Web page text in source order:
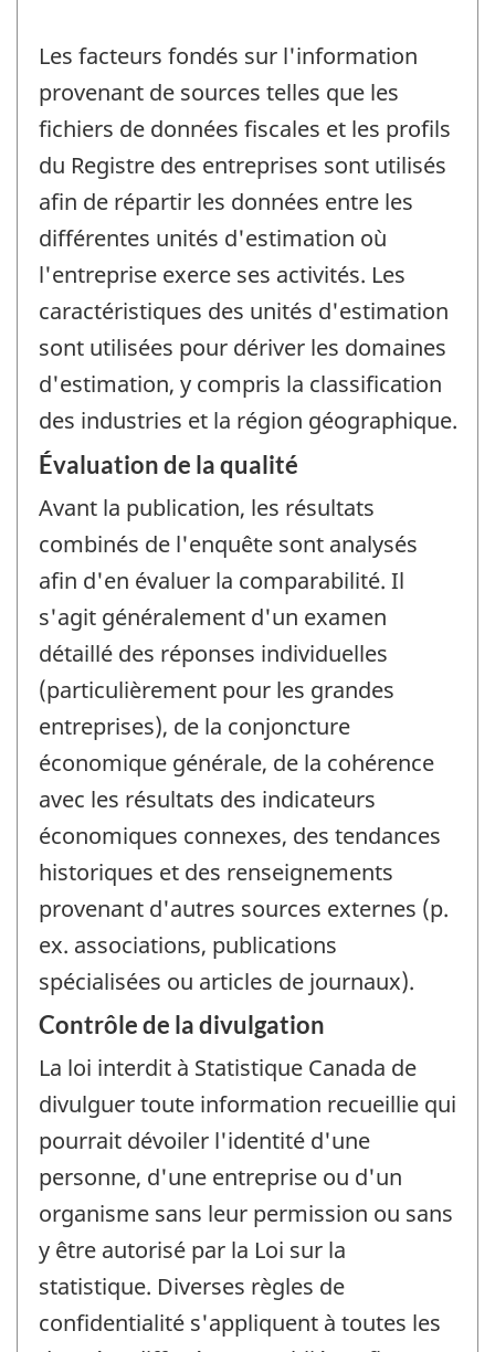
Les facteurs fondés sur l'information
provenant de sources telles que les
fichiers de données fiscales et les profils
du Registre des entreprises sont utilisés
afin de répartir les données entre les
différentes unités d'estimation où
l'entreprise exerce ses activités. Les
caractéristiques des unités d'estimation
sont utilisées pour dériver les domaines
d'estimation, y compris la classification
des industries et la région géographique.
Évaluation de la qualité
Avant la publication, les résultats
combinés de l'enquête sont analysés
afin d'en évaluer la comparabilité. Il
s'agit généralement d'un examen
détaillé des réponses individuelles
(particulièrement pour les grandes
entreprises), de la conjoncture
économique générale, de la cohérence
avec les résultats des indicateurs
économiques connexes, des tendances
historiques et des renseignements
provenant d'autres sources externes (p.
ex. associations, publications
spécialisées ou articles de journaux).
Contrôle de la divulgation
La loi interdit à Statistique Canada de
divulguer toute information recueillie qui
pourrait dévoiler l'identité d'une
personne, d'une entreprise ou d'un
organisme sans leur permission ou sans
y être autorisé par la Loi sur la
statistique. Diverses règles de
confidentialité s'appliquent à toutes les